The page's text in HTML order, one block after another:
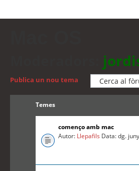
Publica un nou tema
Temes
començo amb mac
Autor: Llepafils Data: dg.